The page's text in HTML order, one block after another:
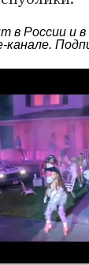
в России и
канале.